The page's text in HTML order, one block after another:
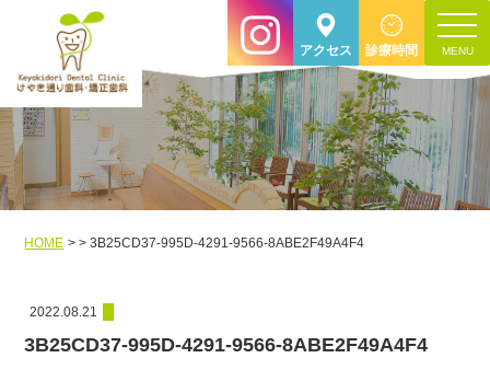
アクセス 診療時間
toggle
HOME 3B25CD37-995D-4291-9566-8ABE2F49A4F4
2022.08.21
3B25CD37-995D-4291-9566-8ABE2F49A4F4